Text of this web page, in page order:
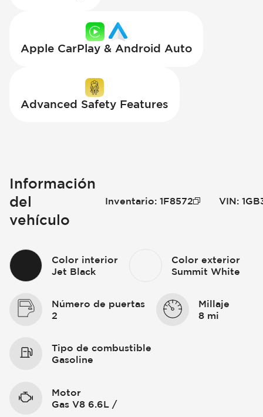
Apple CarPlay & Android Auto
Advanced Safety Features
Información
del
vehículo
Inventario: 1F8572 VIN:
Color interior
Jet Black
Color exterior
Summit White
Número de puertas
2
Millaje
8 mi
Tipo de combustible
Gasoline
Motor
Gas V8 6.6L /